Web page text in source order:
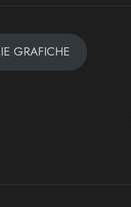
GRAFICHE